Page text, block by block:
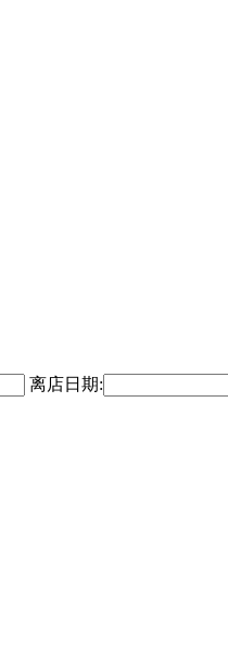
离店日期: